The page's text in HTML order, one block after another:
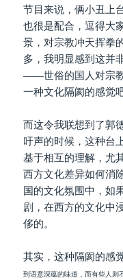
节目来说，俩小丑上
也很是配合，逗得大
景，对宗教冲天挥拳
多，我明显感到这并
——世俗的国人对宗
一种文化隔阂的感觉
而这令我联想到了郭
吁声的时候，这种台
基于相互的理解，尤
西方文化差异如何消
国的文化氛围中，如
剧，在西方的文化中
侈的。
其实，这种隔阂的感
到语意深蕴的味道，而有些人则